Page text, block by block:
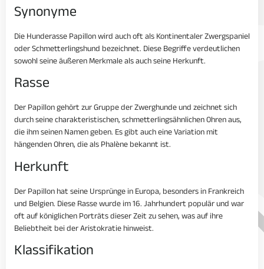
Synonyme
Die Hunderasse Papillon wird auch oft als Kontinentaler Zwergspaniel
oder Schmetterlingshund bezeichnet. Diese Begriffe verdeutlichen
sowohl seine äußeren Merkmale als auch seine Herkunft.
Rasse
Der Papillon gehört zur Gruppe der Zwerghunde und zeichnet sich
durch seine charakteristischen, schmetterlingsähnlichen Ohren aus,
die ihm seinen Namen geben. Es gibt auch eine Variation mit
hängenden Ohren, die als Phalène bekannt ist.
Herkunft
Der Papillon hat seine Ursprünge in Europa, besonders in Frankreich
und Belgien. Diese Rasse wurde im 16. Jahrhundert populär und war
oft auf königlichen Porträts dieser Zeit zu sehen, was auf ihre
Beliebtheit bei der Aristokratie hinweist.
Klassifikation